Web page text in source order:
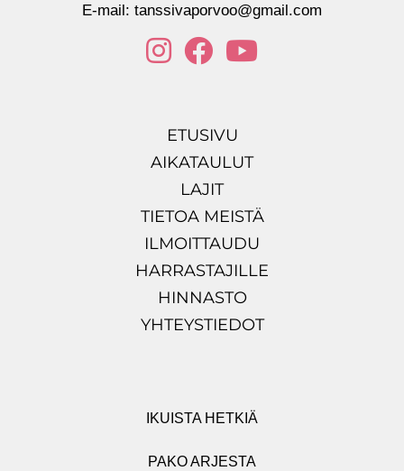
E-mail: tanssivaporvoo@gmail.com
ETUSIVU
AIKATAULUT
LAJIT
TIETOA MEISTÄ
ILMOITTAUDU
HARRASTAJILLE
HINNASTO
YHTEYSTIEDOT
IKUISTA HETKIÄ
PAKO ARJESTA